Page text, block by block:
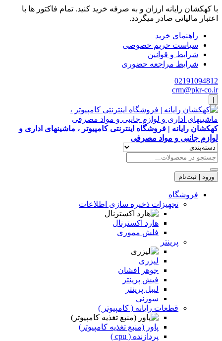
با کهکشان رایانه ارزان و به صرفه خرید کنید. تمام فاکتور ها با
اعتبار مالیاتی صادر میگردد.
راهنمای خرید
سیاست حریم خصوصی
شرایط و قوانین
شرایط مراجعه حضوری
02191094812
crm@pkr-co.ir
کهکشان رایانه | فروشگاه اینترنتی کامپیوتر ، ماشینهای اداری و
لوازم جانبی و مواد مصرفی
ورود | ثبت‌نام
فروشگاه
تجهیزات ذخیره سازی اطلاعات
هارد اکسترنال
فلش مموری
پرینتر
لیزری
جوهر افشان
فیش پرینتر
لیبل پرینتر
سوزنی
قطعات رایانه ( کامپیوتر )
پاور (منبع تغذیه کامپیوتر)
پردازنده ( cpu )